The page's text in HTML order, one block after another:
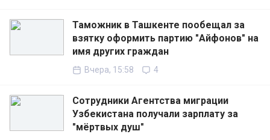
Таможник в Ташкенте пообещал за
взятку оформить партию "Айфонов" на
имя других граждан
Вчера, 15:58 4
Сотрудники Агентства миграции
Узбекистана получали зарплату за
"мёртвых душ"